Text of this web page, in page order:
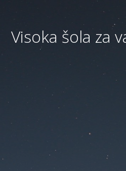
Visoka šola za